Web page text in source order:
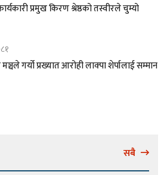
प्रमुख किरण श्रेष्ठको तस्वीरले चुम्यो
गर्यो प्रख्यात आरोही लाक्पा शेर्पालाई सम्मान
सबै